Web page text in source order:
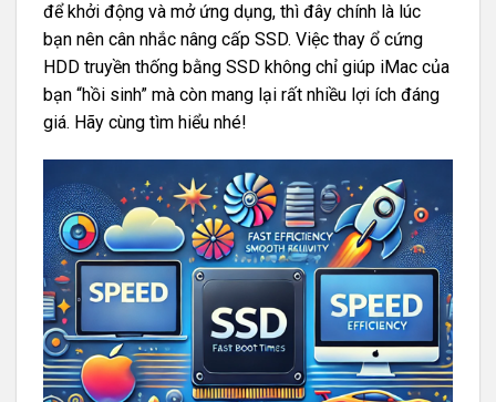
để khởi động và mở ứng dụng, thì đây chính là lúc
bạn nên cân nhắc nâng cấp SSD. Việc thay ổ cứng
HDD truyền thống bằng SSD không chỉ giúp iMac của
bạn “hồi sinh” mà còn mang lại rất nhiều lợi ích đáng
giá. Hãy cùng tìm hiểu nhé!